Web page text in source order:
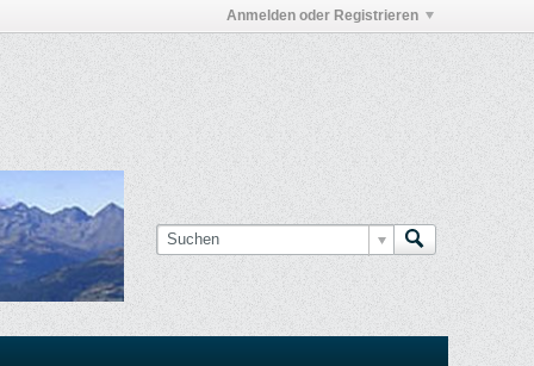
Anmelden oder Registrieren